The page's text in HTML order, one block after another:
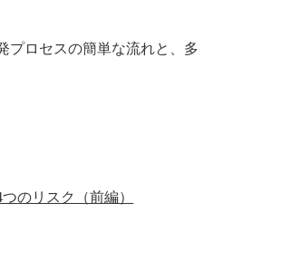
プロセスの簡単な流れと、多
のリスク（前編）